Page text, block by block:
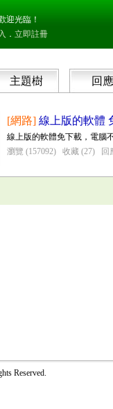
迎光臨！
． 立即註冊
主題樹 回應
[網路] 線上版的軟體
線上版的軟體免下載，電腦
瀏覽 (157092)
收藏 (27) 回
Reserved.